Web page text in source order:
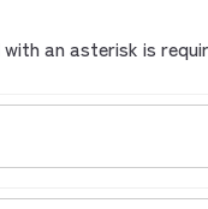
an asterisk is